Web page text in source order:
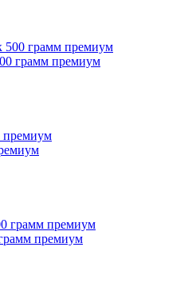
грамм премиум
премиум